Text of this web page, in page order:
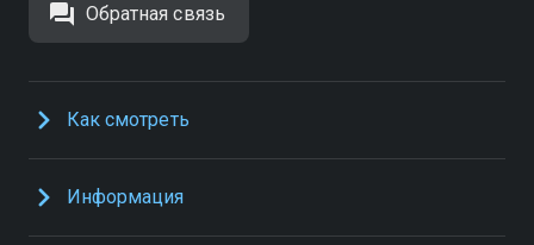
Обратная связь
Как смотреть
Информация